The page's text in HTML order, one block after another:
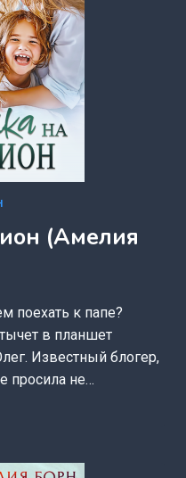
(Амелия
к папе?
в планшет
Известный блогер,
просила не…